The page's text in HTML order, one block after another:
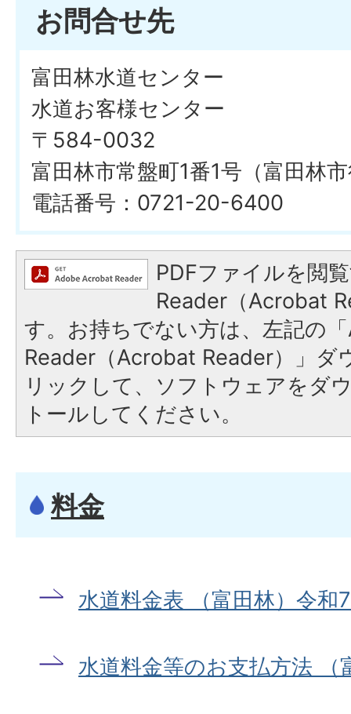
お問合せ先
富田林水道センター
水道お客様センター
〒584-0032
富田林市常盤町1番1号（富田林
電話番号：0721-20-6400
PDFファイルを閲
Reader（Acrobat
す。お持ちでない方は、左記の
Reader（Acrobat Reader）」ダ
リックして、ソフトウェアをダ
トールしてください。
料金
水道料金表 （富田林）令和
水道料金等のお支払方法 （